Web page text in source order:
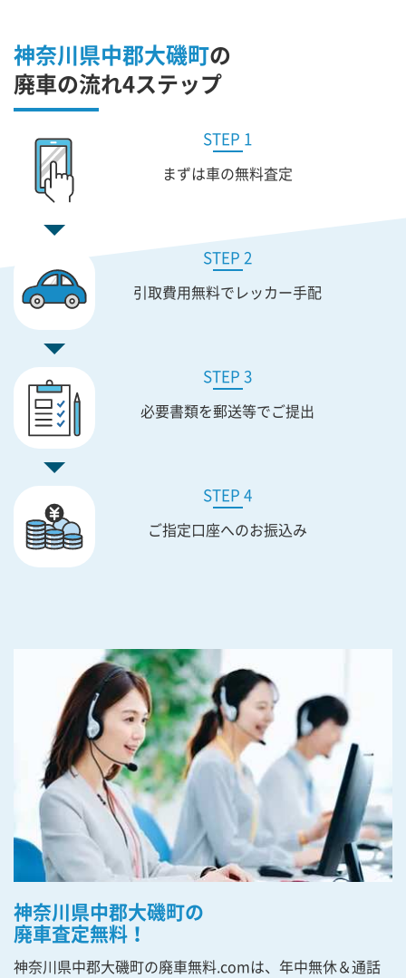
神奈川県中郡大磯町の
廃車の流れ4ステップ
STEP 1
まずは車の無料査定
STEP 2
引取費用無料でレッカー手配
STEP 3
必要書類を郵送等でご提出
STEP 4
ご指定口座へのお振込み
神奈川県中郡大磯町の
廃車査定無料！
神奈川県中郡大磯町の廃車無料.comは、年中無休＆通話